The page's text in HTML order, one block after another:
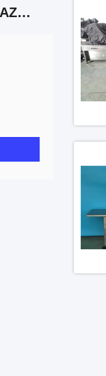
ΕΠΙΚΟΙΝΩΝΉΣΤΕ ΜΑΖΊ ΜΑΣ